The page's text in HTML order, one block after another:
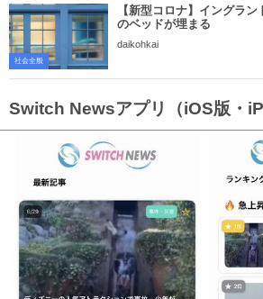
社会全般
【新型コロナ】イングラ
のベッドが埋まる
daikohkai
Switch Newsアプリ（iOS版・